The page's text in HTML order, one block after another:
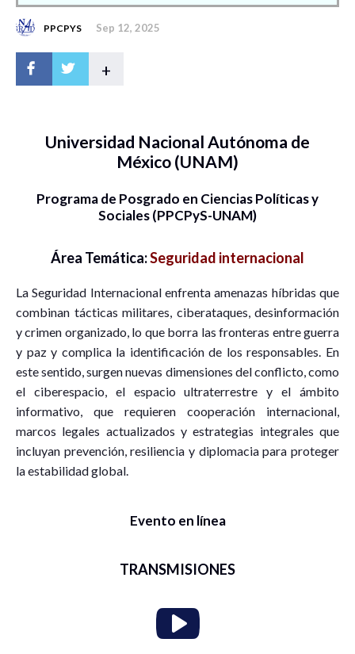
PPCPYS Sep 12, 2025
+
Universidad Nacional Autónoma de
México (UNAM)
Programa de Posgrado en Ciencias Políticas y
Sociales (PPCPyS-UNAM)
Área Temática:Seguridad internacional
La Seguridad Internacional enfrenta amenazas híbridas que
combinan tácticas militares, ciberataques, desinformación
y crimen organizado, lo que borra las fronteras entre guerra
y paz y complica la identificación de los responsables. En
este sentido, surgen nuevas dimensiones del conflicto, como
el ciberespacio, el espacio ultraterrestre y el ámbito
informativo, que requieren cooperación internacional,
marcos legales actualizados y estrategias integrales que
incluyan prevención, resiliencia y diplomacia para proteger
la estabilidad global.
Evento en línea
TRANSMISIONES